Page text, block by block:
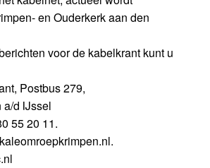
en Ouderkerk aan den
voor de kabelkrant kunt u
Postbus 279,
a/d IJssel
55 20 11.